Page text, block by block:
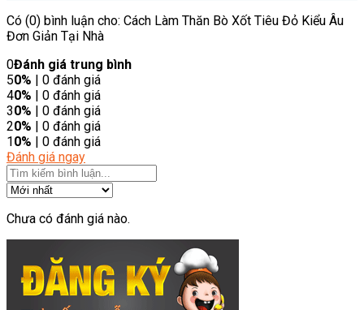
Có (0) bình luận cho: Cách Làm Thăn Bò Xốt Tiêu Đỏ Kiểu Âu
Đơn Giản Tại Nhà
0Đánh giá trung bình
50% | 0 đánh giá
40% | 0 đánh giá
30% | 0 đánh giá
20% | 0 đánh giá
1 0% | 0 đánh giá
Đánh giá ngay
Chưa có đánh giá nào.